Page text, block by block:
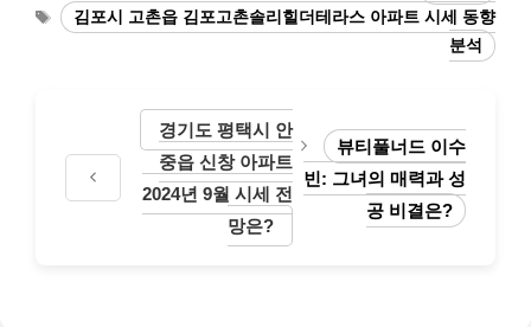
Tags김포시 고촌읍 김포고촌솔리힐더테라스 아파트 시세 동향
분석
경기도 평택시 안
중읍 신창 아파트
2024년 9월 시세 전
망은?
뷰티풀너드 이수
빈: 그녀의 매력과 성
공 비결은?